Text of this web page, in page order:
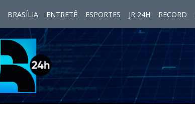
BRASÍLIA ENTRETÊ ESPORTES JR 24H RECORD